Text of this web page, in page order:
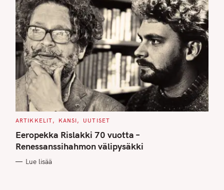
C
T
E
G
O
I
ARTIKKELIT KANSI UUTISET
Eeropekka Rislakki 70 vuotta –
Renessanssihahmon välipysäkki
Lue lisää